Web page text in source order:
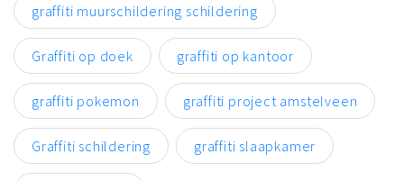
graffiti muurschildering schildering
Graffiti op doek graffiti op kantoor
graffiti pokemon graffiti project amstelveen
Graffiti schildering graffiti slaapkamer